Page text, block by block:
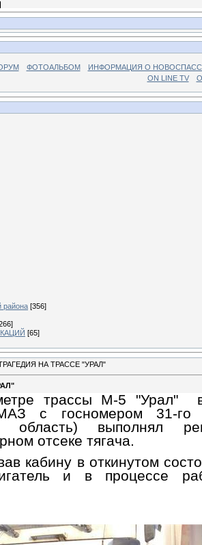
ФОТОАЛЬБОМ
ИНФОРМАЦИЯ О
ON LINE TV
района [356]
[65]
НА ТРАССЕ "УРАЛ"
трассы М-5 "Урал"
с госномером 31-го
область) выполнял
отсеке тягача.
кабину в откинутом
и в процессе